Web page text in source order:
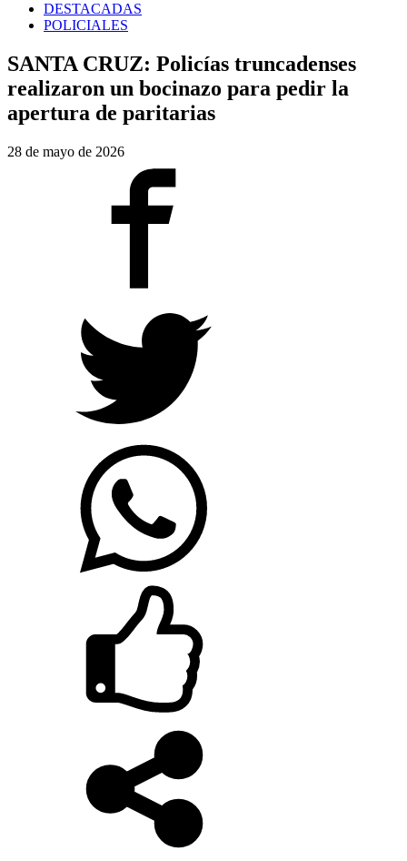
DESTACADAS
POLICIALES
SANTA CRUZ: Policías truncadenses
realizaron un bocinazo para pedir la
apertura de paritarias
28 de mayo de 2026